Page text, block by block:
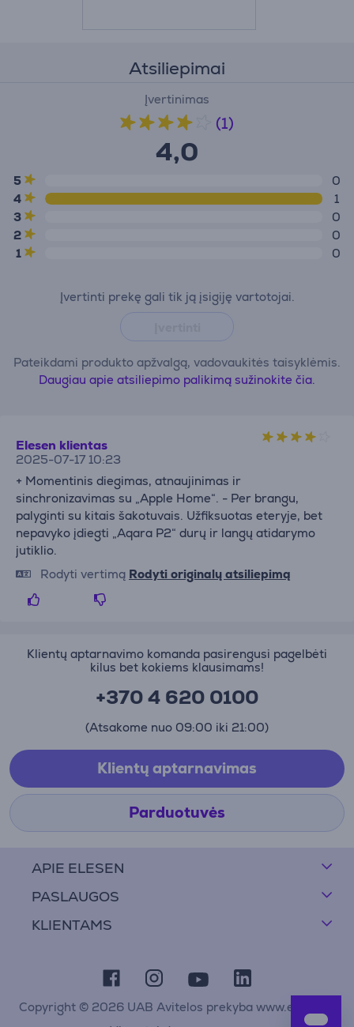
Atsiliepimai
Įvertinimas
(1)
4,0
5
0
4
1
3
0
2
0
1
0
Įvertinti prekę gali tik ją įsigiję vartotojai.
Pateikdami produkto apžvalgą, vadovaukitės taisyklėmis.
Daugiau apie atsiliepimo palikimą sužinokite čia.
Elesen klientas
2025-07-17 10:23
+ Momentinis diegimas, atnaujinimas ir
sinchronizavimas su „Apple Home“. - Per brangu,
palyginti su kitais šakotuvais. Užfiksuotas eteryje, bet
nepavyko įdiegti „Aqara P2“ durų ir langų atidarymo
jutiklio.
Rodyti vertimą Rodyti originalų atsiliepimą
APIE ELESEN
PASLAUGOS
KLIENTAMS
Klientų aptarnavimo komanda pasirengusi pagelbėti
kilus bet kokiems klausimams!
+370 4 620 0100
(Atsakome nuo 09:00 iki 21:00)
Klientų aptarnavimas
Parduotuvės
Copyright © 2026 UAB Avitelos prekyba www.elesen.lt